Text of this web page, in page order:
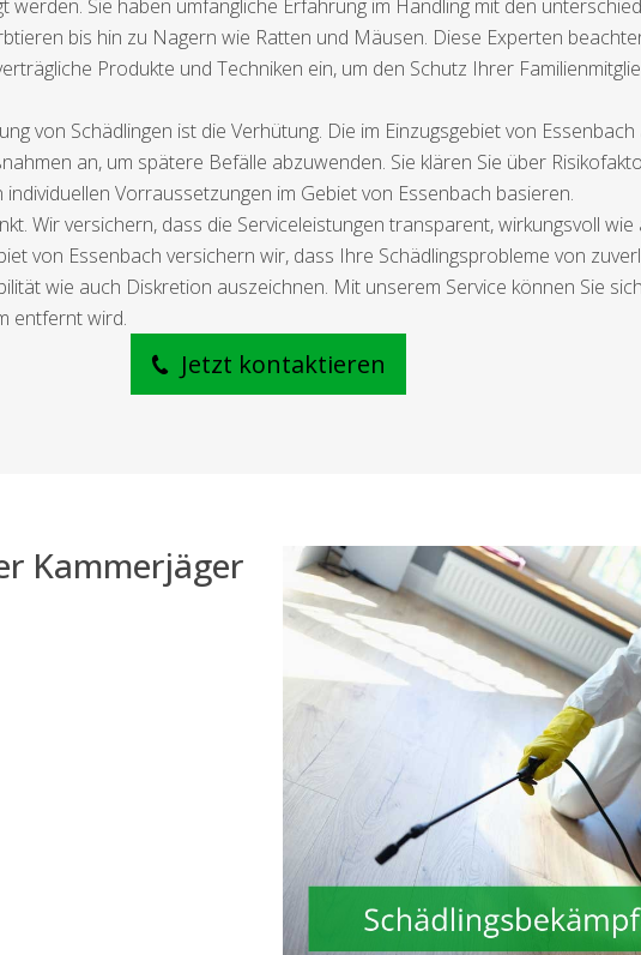
Sie haben umfängliche Erfahrung im Handling mit den
bis hin zu Nagern wie Ratten und Mäusen. Diese Experten
Produkte und Techniken ein, um den Schutz Ihrer
von Schädlingen ist die Verhütung. Die im Einzugsgebiet von
an, um spätere Befälle abzuwenden. Sie klären Sie über
Vorraussetzungen im Gebiet von Essenbach basieren.
Wir versichern, dass die Serviceleistungen transparent, wirkungsvoll
von Essenbach versichern wir, dass Ihre Schädlingsprobleme von
wie auch Diskretion auszeichnen. Mit unserem Service können Sie
entfernt wird.
Jetzt kontaktieren
Kammerjäger